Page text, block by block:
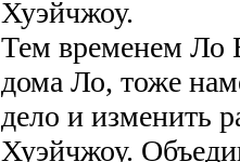
Хуэйчжоу.
Тем временем Ло
дома Ло, тоже
дело и изменить
Хуэйчжоу.